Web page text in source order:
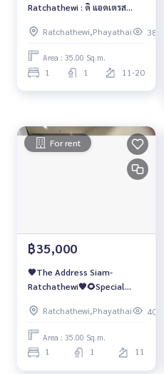
Ratchathewi : ดิ แอดเดรส
Ratchathewi,Phayathai
389
Area : 35.00 Sq.m.
1 1 11-20
For rent
฿35,000
🧡The Address Siam-
Ratchathewi🧡🌻Special
Ratchathewi,Phayathai
409
Area : 35.00 Sq.m.
1 1 11